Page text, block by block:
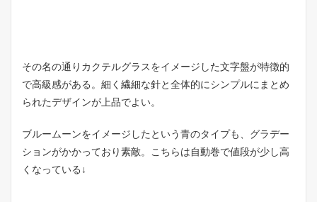
その名の通りカクテルグラスをイメージした文字盤が特徴的
で高級感がある。細く繊細な針と全体的にシンプルにまとめ
られたデザインが上品でよい。
ブルームーンをイメージしたという青のタイプも、グラデー
ションがかかっており素敵。こちらは自動巻で値段が少し高
くなっている↓